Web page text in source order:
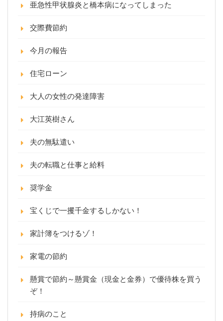
亜急性甲状腺炎と橋本病になってしまった
交際費節約
今月の報告
住宅ローン
大人の女性の発達障害
大江英樹さん
夫の無駄遣い
夫の転職と仕事と給料
奨学金
宝くじで一攫千金するしかない！
家計簿をつけるゾ！
家電の節約
懸賞で節約～懸賞金（現金と金券）で優待株を買う
ぞ！
持病のこと